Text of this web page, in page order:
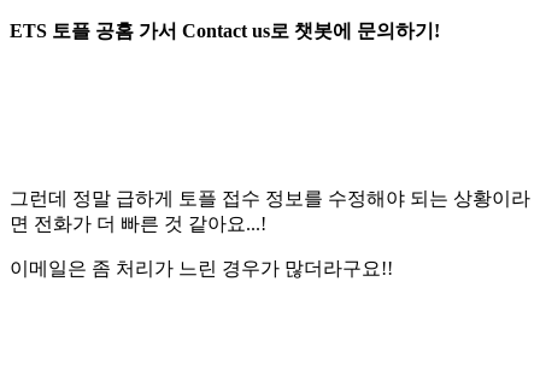
ETS 토플 공홈 가서 Contact us로 챗봇에 문의하기!
그런데 정말 급하게 토플 접수 정보를 수정해야 되는 상황이라
면 전화가 더 빠른 것 같아요...!
이메일은 좀 처리가 느린 경우가 많더라구요!!